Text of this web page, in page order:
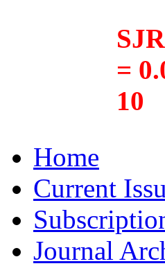
=
10
Home
Current
Journal